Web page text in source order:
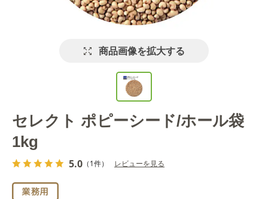
商品画像を拡大する
セレクト ポピーシード/ホール袋
1kg
5.0 （1件） レビューを見る